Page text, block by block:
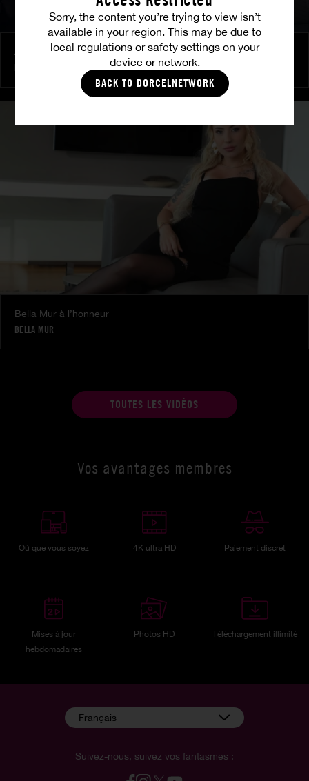
Sorry, the content you’re trying to view isn’t
available in your region. This may be due to
local regulations or safety settings on your
device or network.
BACK TO DORCELNETWORK
Amitié brûlante
MATTY MILA PEREZ
Bella Mur à l’honneur
BELLA MUR
TOUTES LES VIDÉOS
Vos avantages membres
Où que vous soyez 4K ultra HD Paiement discret
Mises à jour
hebdomadaires
Photos HD Téléchargement illimité
Suivez-nous, suivez vos fantasmes :
Français